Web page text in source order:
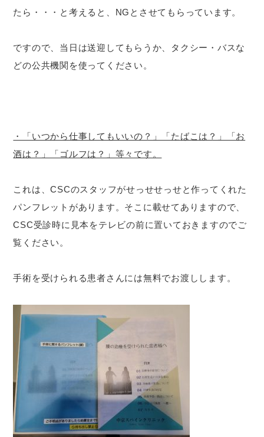
たら・・・と考えると、NGとさせてもらっています。
ですので、当日は送迎してもらうか、タクシー・バスな
どの公共機関を使ってください。
・「いつから仕事してもいいの？」「たばこは？」「お
酒は？」「ゴルフは？」等々です。
これは、CSCのスタッフがせっせせっせと作ってくれた
パンフレットがあります。そこに載せてありますので、
CSC受診時に見本をテレビの前に置いておきますのでご
覧ください。
手術を受けられる患者さんには無料でお渡しします。